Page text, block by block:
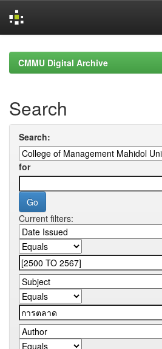
navigationCMMU Digital Archive
Search
Search:
for
Current filters: